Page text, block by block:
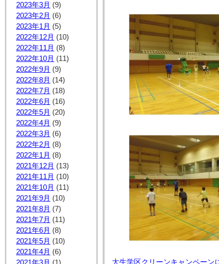
2023年3月 (9)
2023年2月 (6)
2023年1月 (5)
2022年12月 (10)
2022年11月 (8)
2022年10月 (11)
2022年9月 (9)
2022年8月 (14)
2022年7月 (18)
2022年6月 (16)
2022年5月 (20)
2022年4月 (9)
2022年3月 (6)
2022年2月 (8)
2022年1月 (8)
2021年12月 (13)
2021年11月 (10)
2021年10月 (11)
2021年9月 (10)
2021年8月 (7)
2021年7月 (11)
2021年6月 (8)
2021年5月 (10)
2021年4月 (6)
大生学区クリーンキャンペーン